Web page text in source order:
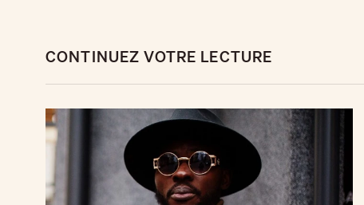
CONTINUEZ VOTRE LECTURE